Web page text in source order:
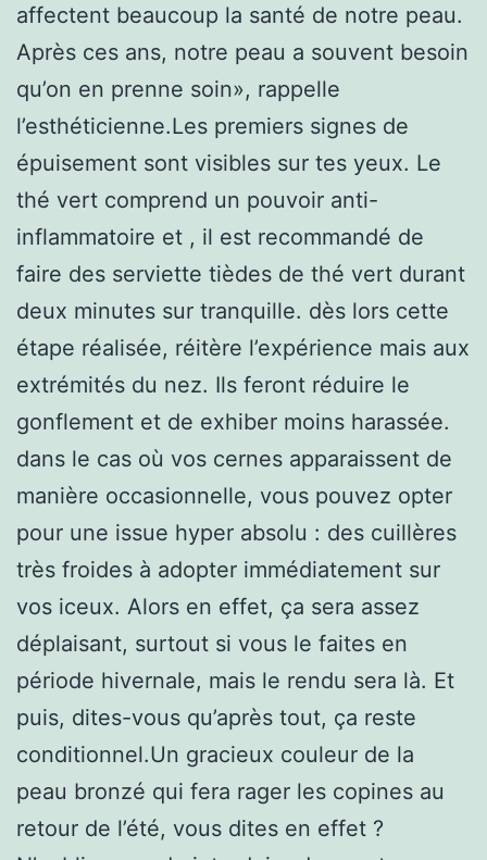
affectent beaucoup la santé de notre peau.
Après ces ans, notre peau a souvent besoin
qu’on en prenne soin», rappelle
l’esthéticienne.Les premiers signes de
épuisement sont visibles sur tes yeux. Le
thé vert comprend un pouvoir anti-
inflammatoire et , il est recommandé de
faire des serviette tièdes de thé vert durant
deux minutes sur tranquille. dès lors cette
étape réalisée, réitère l’expérience mais aux
extrémités du nez. Ils feront réduire le
gonflement et de exhiber moins harassée.
dans le cas où vos cernes apparaissent de
manière occasionnelle, vous pouvez opter
pour une issue hyper absolu : des cuillères
très froides à adopter immédiatement sur
vos iceux. Alors en effet, ça sera assez
déplaisant, surtout si vous le faites en
période hivernale, mais le rendu sera là. Et
puis, dites-vous qu’après tout, ça reste
conditionnel.Un gracieux couleur de la
peau bronzé qui fera rager les copines au
retour de l’été, vous dites en effet ?